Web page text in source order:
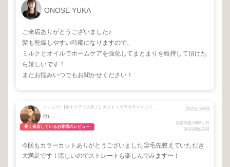
ONOSE YUKA
ご来店ありがとうございました♪
髪も乾燥しやすい時期になりますので、
ミルクとオイルでホームケアを強化してまとまりを維持して頂けた
ら嬉しいです！
またお悩みいつでもお聞かせください！
メニュー/ 【集中ケアで人気！】カット + ケアカラー + バイカルテ再生トリートメント + 【お悩み中の方☺︎】相談メニュー
m...
長く来店しているお客様のレビュー
2025/10/03
来店年数/3年5ヶ月
来店回数/23回
今回もカラーカットありがとうございました😊毛先整えていただき
大満足です！涼しいのでストレートも楽しんでみます〜！